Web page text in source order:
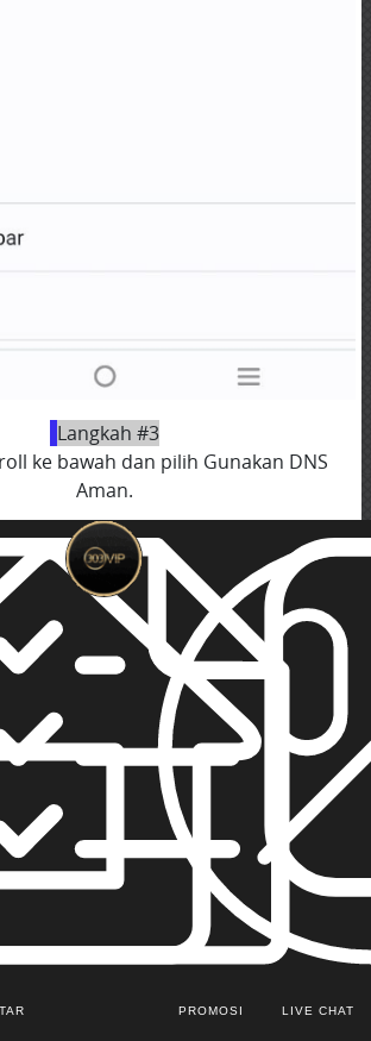
Langkah #3
ke bawah dan pilih Gunakan DNS
Aman.
PROMOSI LIVE CHAT